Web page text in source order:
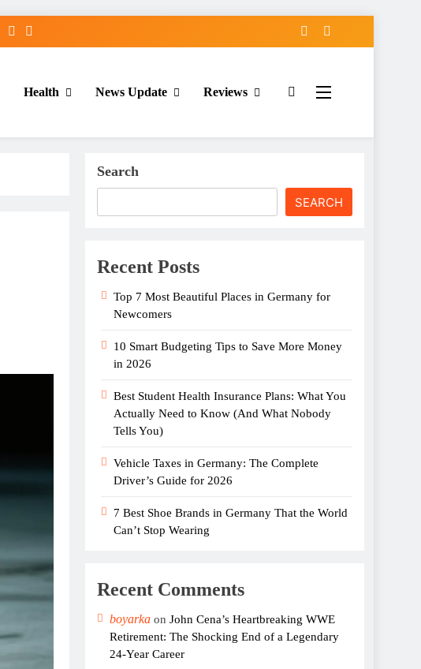
Health News Update Reviews
Search
SEARCH
Recent Posts
Top 7 Most Beautiful Places in Germany for
Newcomers
10 Smart Budgeting Tips to Save More Money
in 2026
Best Student Health Insurance Plans: What You
Actually Need to Know (And What Nobody
Tells You)
Vehicle Taxes in Germany: The Complete
Driver’s Guide for 2026
7 Best Shoe Brands in Germany That the World
Can’t Stop Wearing
Recent Comments
boyarka on John Cena’s Heartbreaking WWE
Retirement: The Shocking End of a Legendary
24-Year Career